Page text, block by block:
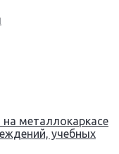
металлокаркасе
учебных